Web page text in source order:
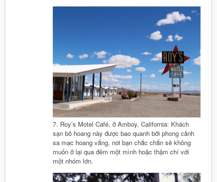
7. Roy’s Motel Café, ở Amboy, California: Khách
sạn bỏ hoang này được bao quanh bởi phong cảnh
sa mạc hoang vắng, nơi bạn chắc chắn sẽ không
muốn ở lại qua đêm một mình hoặc thậm chí với
một nhóm lớn.